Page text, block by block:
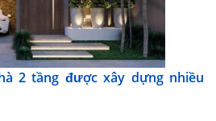
2 tầng được xây dựng nhiều